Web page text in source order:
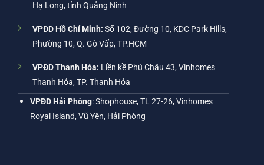
Hạ Long, tỉnh Quảng Ninh
VPĐD Hồ Chí Minh: Số 102, Đường 10, KDC Park Hills,
Phường 10, Q. Gò Vấp, TP.HCM
VPĐD Thanh Hóa: Liền kề Phú Châu 43, Vinhomes
Thanh Hóa, TP. Thanh Hóa
VPĐD Hải Phòng: Shophouse, TL 27-26, Vinhomes
Royal Island, Vũ Yên, Hải Phòng